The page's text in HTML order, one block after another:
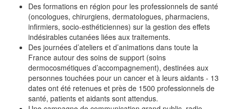
Des formations en région pour les professionnels de santé
(oncologues, chirurgiens, dermatologues, pharmaciens,
infirmiers, socio-esthéticiennes) sur la gestion des effets
indésirables cutanées liées aux traitements.
Des journées d’ateliers et d’animations dans toute la
France autour des soins de support (soins
dermocosmétiques d’accompagnement), destinées aux
personnes touchées pour un cancer et à leurs aidants - 13
dates ont été retenues et près de 1500 professionnels de
santé, patients et aidants sont attendus.